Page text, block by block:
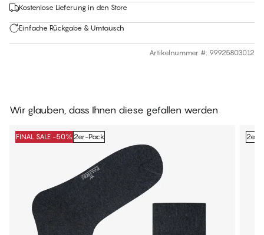
Kostenlose Lieferung in den Store
Einfache Rückgabe & Umtausch
Artikelnummer #: 99925803012
Wir glauben, dass Ihnen diese gefallen werden
FINAL SALE -50% 2er-Pack 2er-